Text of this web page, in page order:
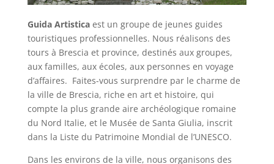
Guida Artisticaest un groupe de jeunes guides
touristiques professionnelles. Nous réalisons des
tours à Brescia et province, destinés aux groupes,
aux familles, aux écoles, aux personnes en voyage
d’affaires. Faites-vous surprendre par le charme de
la ville de Brescia, riche en art et histoire, qui
compte la plus grande aire archéologique romaine
du Nord Italie, et le Musée de Santa Giulia, inscrit
dans la Liste du Patrimoine Mondial de l’UNESCO.
Dans les environs de la ville, nous organisons des